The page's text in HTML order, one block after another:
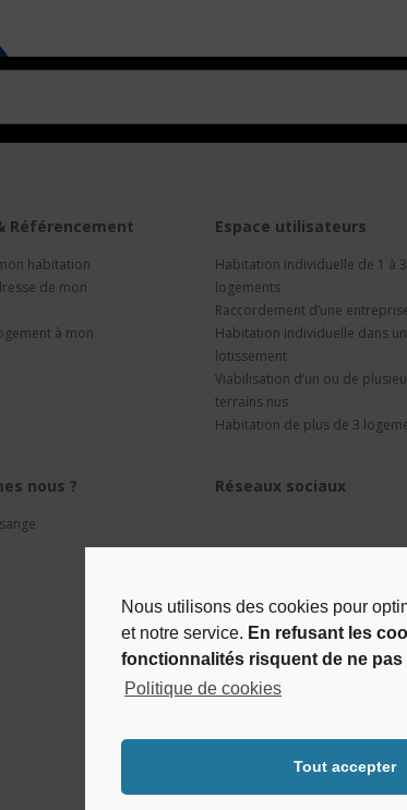
Nous utilisons des cookies pour
et notre service. En refusant les
fonctionnalités risquent de ne
Politique de cookies
Tout accepter
Référencement
habitation
de mon
à mon
Espace utilisateurs
Habitation individuelle de 1 à 3
logements
Raccordement d’une
Habitation individuelle dans un
lotissement
Viabilisation d’un ou de
terrains nus
Habitation de plus de 3
nous ? Réseaux sociaux